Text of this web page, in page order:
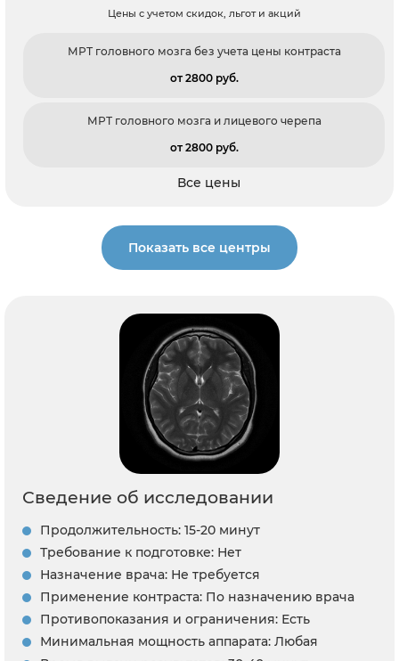
Цены с учетом скидок, льгот и акций
МРТ головного мозга без учета цены контраста
от 2800 pуб.
МРТ головного мозга и лицевого черепа
от 2800 pуб.
Все цены
Показать все центры
Сведение об исследовании
Продолжительность: 15-20 минут
Требование к подготовке: Нет
Назначение врача: Не требуется
Применение контраста: По назначению врача
Противопоказания и ограничения: Есть
Минимальная мощность аппарата: Любая